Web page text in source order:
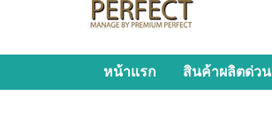
หน้าแรก สินค้าผลิตด่วน